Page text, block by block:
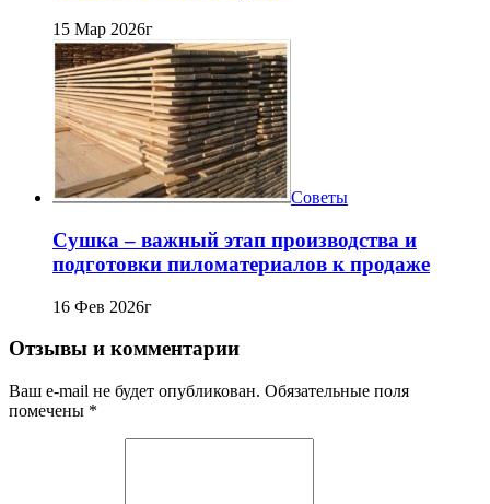
15 Мар 2026г
Советы
Сушка – важный этап производства и
подготовки пиломатериалов к продаже
16 Фев 2026г
Отзывы и комментарии
Ваш e-mail не будет опубликован. Обязательные поля
помечены *